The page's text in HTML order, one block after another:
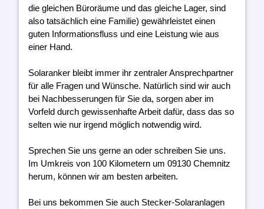
die gleichen Büroräume und das gleiche Lager, sind
also tatsächlich eine Familie) gewährleistet einen
guten Informationsfluss und eine Leistung wie aus
einer Hand.
Solaranker bleibt immer ihr zentraler Ansprechpartner
für alle Fragen und Wünsche. Natürlich sind wir auch
bei Nachbesserungen für Sie da, sorgen aber im
Vorfeld durch gewissenhafte Arbeit dafür, dass das so
selten wie nur irgend möglich notwendig wird.
Sprechen Sie uns gerne an oder schreiben Sie uns.
Im Umkreis von 100 Kilometern um 09130 Chemnitz
herum, können wir am besten arbeiten.
Bei uns bekommen Sie auch Stecker-Solaranlagen